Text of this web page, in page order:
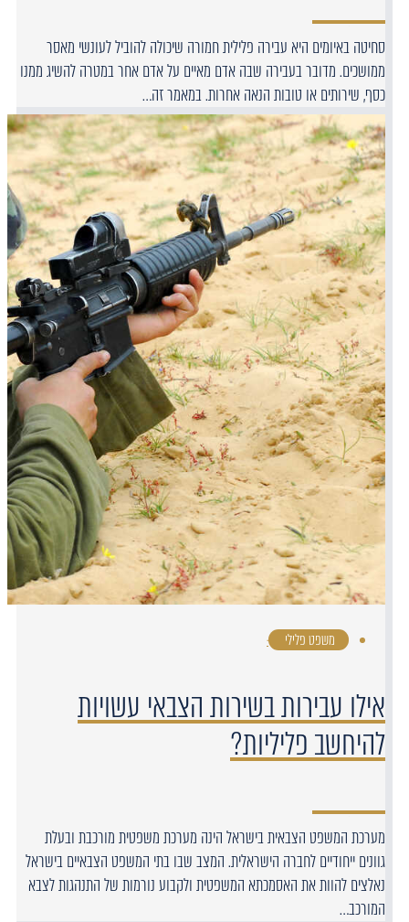
סחיטה באיומים היא עבירה פלילית חמורה שיכולה להוביל לעונשי מאסר
ממושכים. מדובר בעבירה שבה אדם מאיים על אדם אחר במטרה להשיג ממנו
כסף, שירותים או טובות הנאה אחרות. במאמר זה…
משפט פלילי ·
אילו עבירות בשירות הצבאי עשויות
להיחשב פליליות?
מערכת המשפט הצבאית בישראל הינה מערכת משפטית מורכבת ובעלת
גוונים ייחודיים לחברה הישראלית. המצב שבו בתי המשפט הצבאיים בישראל
נאלצים להוות את האסמכתא המשפטית ולקבוע נורמות של התנהגות לצבא
המורכב…